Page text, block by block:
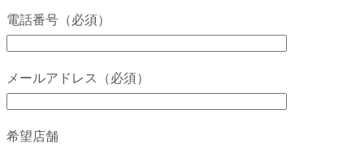
電話番号（必須）
メールアドレス（必須）
希望店舗